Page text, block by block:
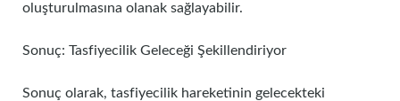
oluşturulmasına olanak sağlayabilir.
Sonuç: Tasfiyecilik Geleceği Şekillendiriyor
Sonuç olarak, tasfiyecilik hareketinin gelecekteki